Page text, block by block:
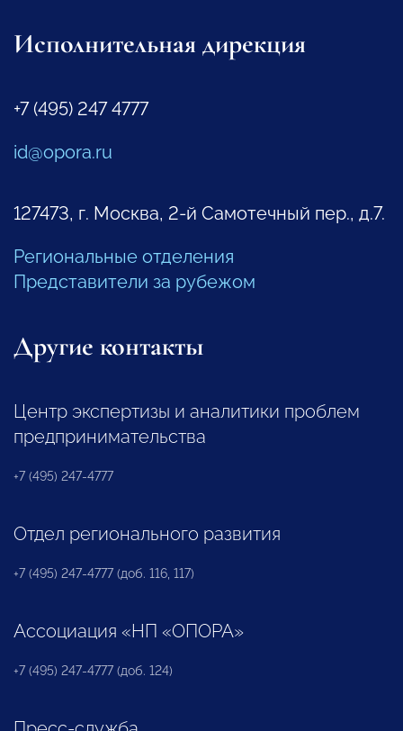
Исполнительная дирекция
+7 (495) 247 4777
id@opora.ru
127473, г. Москва, 2-й Самотечный пер., д.7.
Региональные отделения
Представители за рубежом
Другие контакты
Центр экспертизы и аналитики проблем
предпринимательства
+7 (495) 247-4777
Отдел регионального развития
+7 (495) 247-4777 (доб. 116, 117)
Ассоциация «НП «ОПОРА»
+7 (495) 247-4777 (доб. 124)